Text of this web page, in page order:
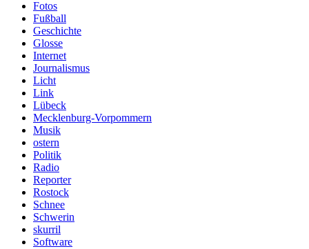
Fotos
Fußball
Geschichte
Glosse
Internet
Journalismus
Licht
Link
Lübeck
Mecklenburg-Vorpommern
Musik
ostern
Politik
Radio
Reporter
Rostock
Schnee
Schwerin
skurril
Software